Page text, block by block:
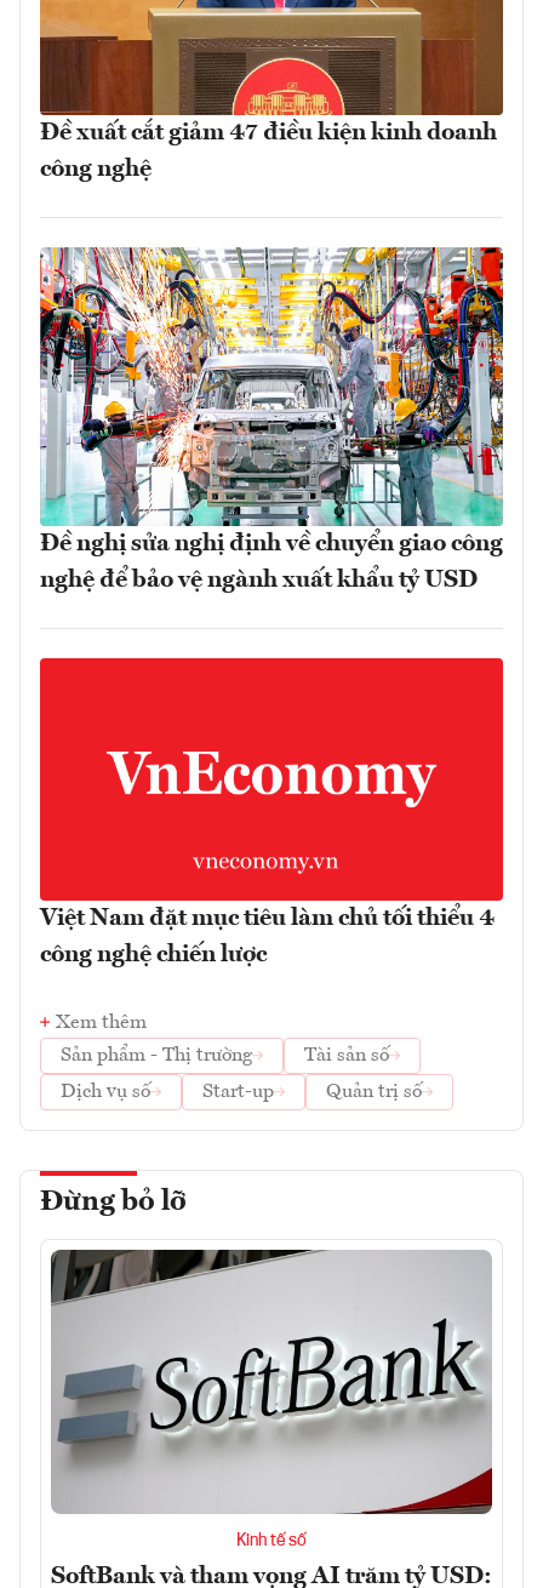
Đề xuất cắt giảm 47 điều kiện kinh doanh
công nghệ
Đề nghị sửa nghị định về chuyển giao công
nghệ để bảo vệ ngành xuất khẩu tỷ USD
Việt Nam đặt mục tiêu làm chủ tối thiểu 4
công nghệ chiến lược
Xem thêm
Sản phẩm - Thị trường
Tài sản số
Dịch vụ số
Start-up Quản trị số
Đừng bỏ lỡ
Kinh tế số
SoftBank và tham vọng AI trăm tỷ USD: